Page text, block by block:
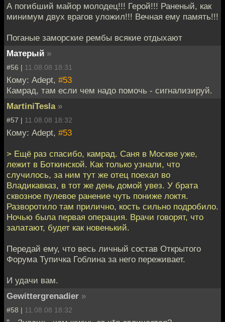
А погибший майор молодец!!! Герой!!! Раненый, как
минимум двух врагов уложил!!! Вечная ему память!!!
Поганые заморские рембы всякие отдыхают
Матерый »
#56 | 11.08.08 18:31
Кому: Adept, #53
Камрад, там если чем надо помочь - сигнализируй.
MartiniTesla »
#57 | 11.08.08 18:32
Кому: Adept, #53
> Ещё раз спасибо, камрад. Саня в Москве уже,
лежит в Боткинской. Как только узнали, что
случилось, за ним тут же отец поехал во
Владикавказ, в тот же день домой увез. У брата
сквозное пулевое ранение чуть пониже локтя.
Разворотило там прилично, кость сильно подробило.
Ночью была первая операция. Врачи говорят, что
залатают, будет как новенький.
Передай ему, что весь личный состав Открытого
Форума Тупичка Гоблина за него переживает.
И удачи вам.
Gewittergrenadier »
#58 | 11.08.08 18:32